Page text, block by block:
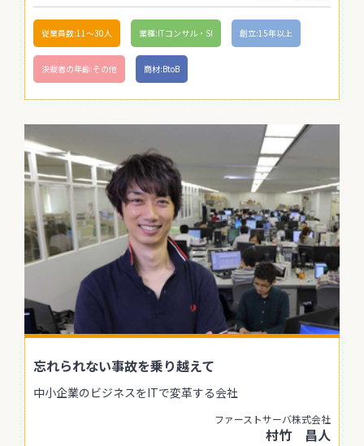
従業員数:11〜30人 業種:ITコンサル・SI 創立:15年以上
決裁者の年齢:その他 商材:BtoB
忘れられない事故を乗り越えて
中小企業のビジネスをITで変革する会社
ファーストサーバ株式会社
村竹 昌人